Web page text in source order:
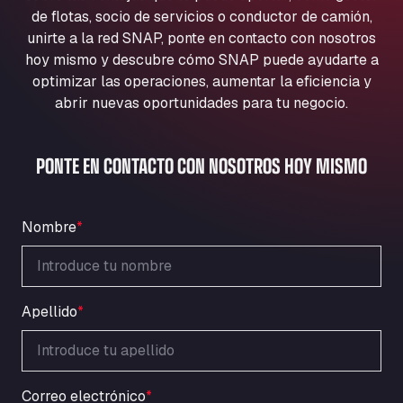
Aqua Ariva GmbH
Marie-Curie-Straße 24, 68219
Aral Autohof Bockel
An der Autobahn 1, 27404
ARAL Autohof Bockenem
ARAL Autohof Merklingen
Nellinger Str. 24, 89188
Schellweilerstraße 1, 66871
ARAL Tankstelle - XXL Truckwash.de
GmbH
Ardleigh South Services
a120 westbound, CO77SL
Area 47 Hermanos Rico
Autovia A4 km 47, 28300
de flotas, socio de servicios o conductor de camión,
unirte a la red SNAP, ponte en contacto con nosotros
hoy mismo y descubre cómo SNAP puede ayudarte a
optimizar las operaciones, aumentar la eficiencia y
abrir nuevas oportunidades para tu negocio.
PONTE EN CONTACTO CON NOSOTROS HOY MISMO
Nombre*
Apellido*
Correo electrónico*